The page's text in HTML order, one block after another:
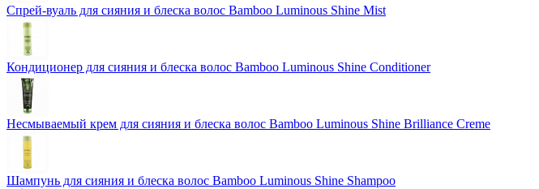
Спрей-вуаль для сияния и блеска волос Bamboo Luminous Shine Mist
Кондиционер для сияния и блеска волос Bamboo Luminous Shine Conditioner
Несмываемый крем для сияния и блеска волос Bamboo Luminous Shine Brilliance Creme
Шампунь для сияния и блеска волос Bamboo Luminous Shine Shampoo